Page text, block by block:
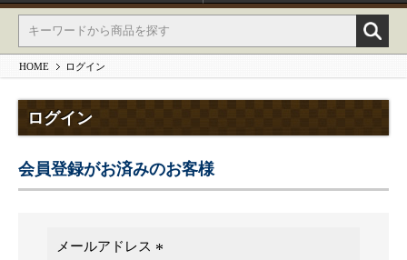
HOME ログイン
ログイン
会員登録がお済みのお客様
メールアドレス